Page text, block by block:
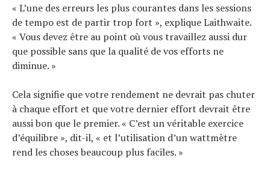
« L’une des erreurs les plus courantes dans les sessions
de tempo est de partir trop fort », explique Laithwaite.
« Vous devez être au point où vous travaillez aussi dur
que possible sans que la qualité de vos efforts ne
diminue. »
Cela signifie que votre rendement ne devrait pas chuter
à chaque effort et que votre dernier effort devrait être
aussi bon que le premier. « C’est un véritable exercice
d’équilibre », dit-il, « et l’utilisation d’un wattmètre
rend les choses beaucoup plus faciles. »